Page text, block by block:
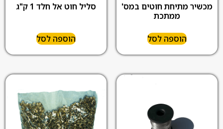
מכשיר מתיחת חוטים במס'
ממתכת
הוספה לסל
סליל חוט אל חלד 1 ק"ג
הוספה לסל